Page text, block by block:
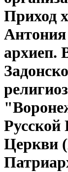
Приход
архиеп.
Русской
Церкви